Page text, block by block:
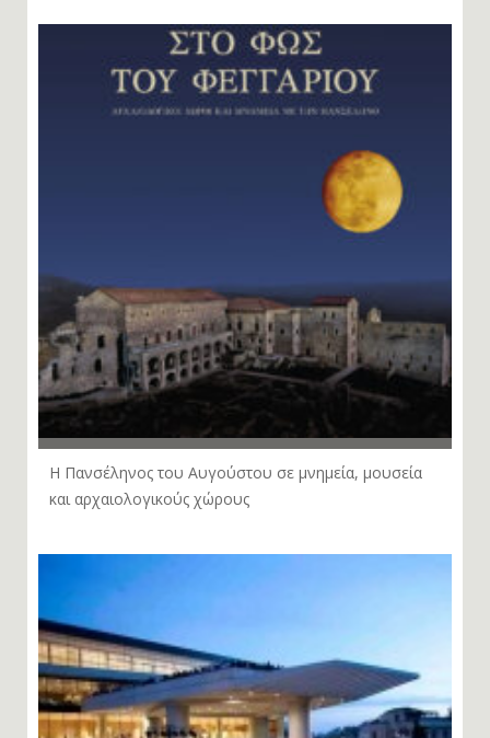
Η Πανσέληνος του Αυγούστου σε μνημεία, μουσεία
και αρχαιολογικούς χώρους